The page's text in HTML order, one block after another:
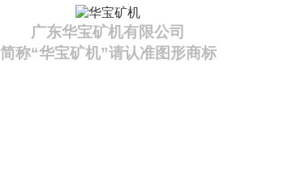
广东华宝矿机有限公司
简称“华宝矿机”请认准图形商标